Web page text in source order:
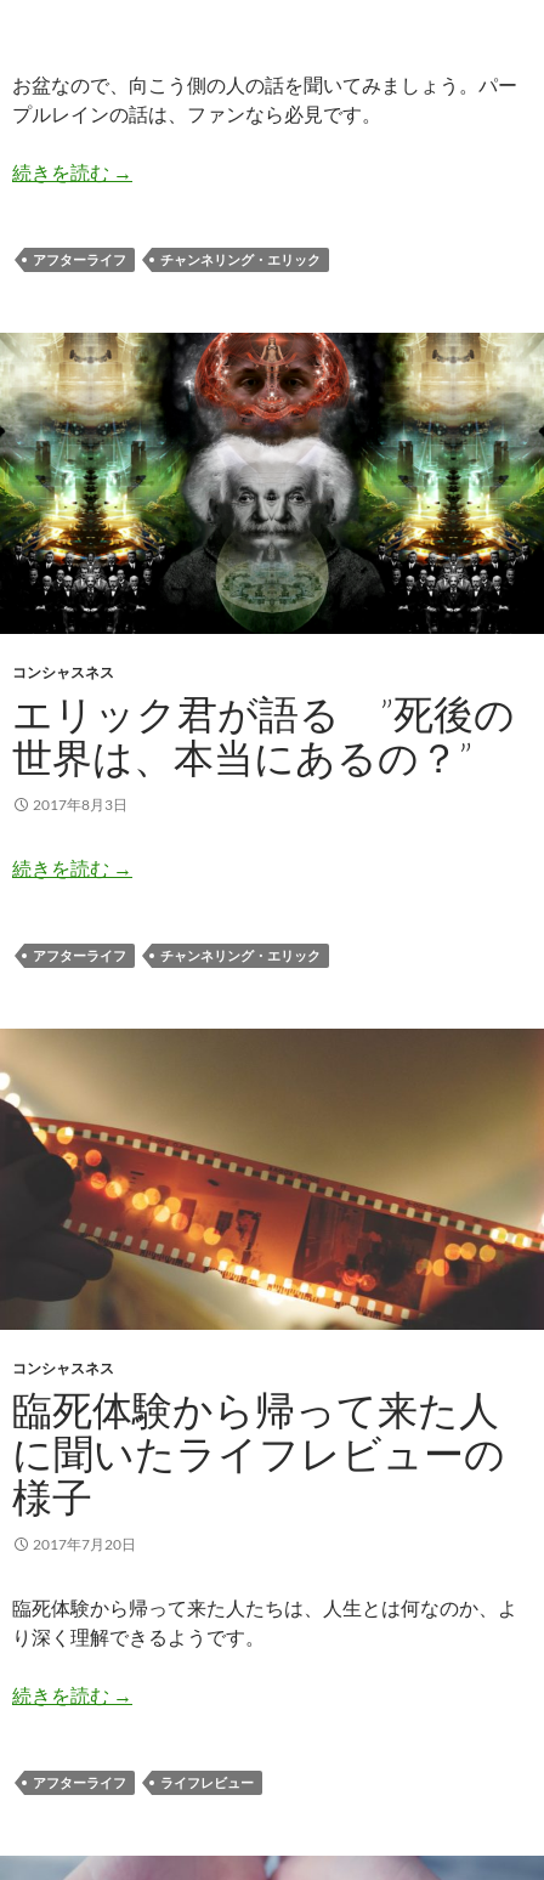
お盆なので、向こう側の人の話を聞いてみましょう。パー
プルレインの話は、ファンなら必見です。
続きを読む アストラル界のアフターライフインタビュー そ
→
アフターライフ チャンネリング・エリック
コンシャスネス
エリック君が語る ”死後の
世界は、本当にあるの？”
2017年8月3日
続きを読む エリック君が語る ”死後の世界は、本当にある
→
アフターライフ チャンネリング・エリック
コンシャスネス
臨死体験から帰って来た人
に聞いたライフレビューの
様子
2017年7月20日
臨死体験から帰って来た人たちは、人生とは何なのか、よ
り深く理解できるようです。
続きを読む 臨死体験から帰って来た人に聞いたライフレビ
→
アフターライフ ライフレビュー